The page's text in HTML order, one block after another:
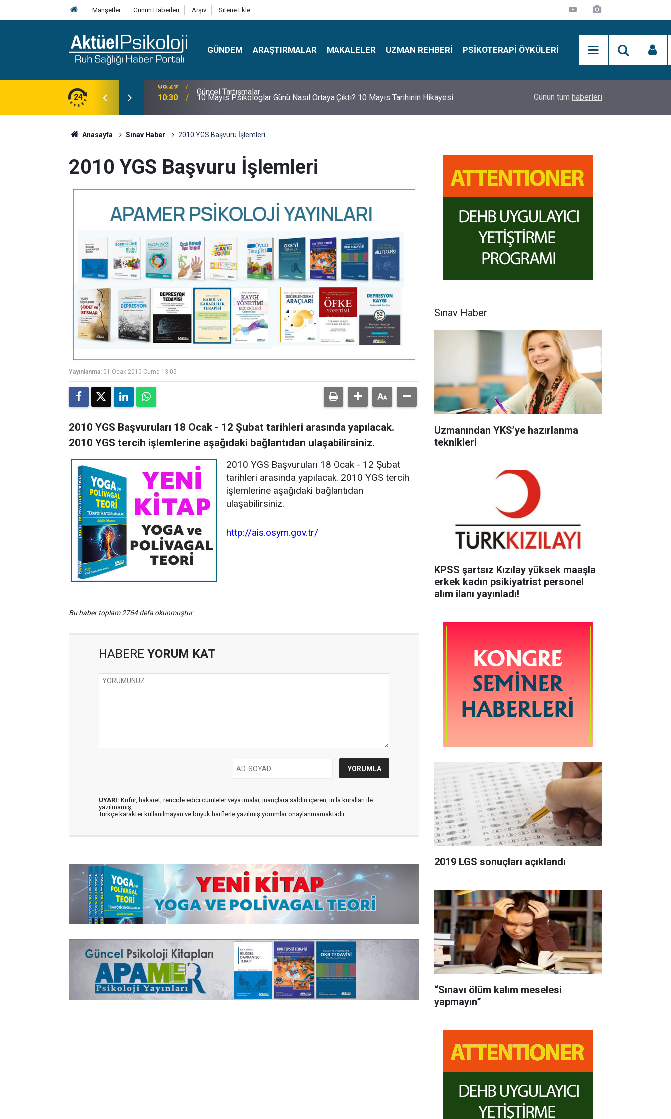
Manşetler Günün Haberleri Arşiv Sitene Ekle
GÜNDEM ARAŞTIRMALAR MAKALELER UZMAN REHBERI PSIKOTERAPI ÖYKÜLERI
24
Klinik Özellikleri, Tanı Kriterleri ve
10:30 10 Mayıs Psikologlar Günü Nasıl Ortaya Çıktı? 10 Mayıs Tarihinin Hikayesi Simon Says Dikkat Programı Nedir?
Günün tüm haberleri
Anasayfa Sınav Haber 2010 YGS Başvuru İşlemleri
2010 YGS Başvuru İşlemleri
Yayınlanma: 01 Ocak 2010 Cuma 13:05
2010 YGS Başvuruları 18 Ocak - 12 Şubat tarihleri arasında yapılacak.
2010 YGS tercih işlemlerine aşağıdaki bağlantıdan ulaşabilirsiniz.
2010 YGS Başvuruları 18 Ocak - 12 Şubat
tarihleri arasında yapılacak. 2010 YGS tercih
işlemlerine aşağıdaki bağlantıdan
ulaşabilirsiniz.
http://ais.osym.gov.tr/
Bu haber toplam 2764 defa okunmuştur
HABERE YORUM KAT
UYARI: Küfür, hakaret, rencide edici cümleler veya imalar, inançlara saldırı içeren, imla kuralları ile
yazılmamış,
Türkçe karakter kullanılmayan ve büyük harflerle yazılmış yorumlar onaylanmamaktadır.
Sınav Haber
Uzmanından YKS’ye hazırlanma
teknikleri
KPSS şartsız Kızılay yüksek maaşla
erkek kadın psikiyatrist personel
alım ilanı yayınladı!
2019 LGS sonuçları açıklandı
“Sınavı ölüm kalım meselesi
yapmayın”